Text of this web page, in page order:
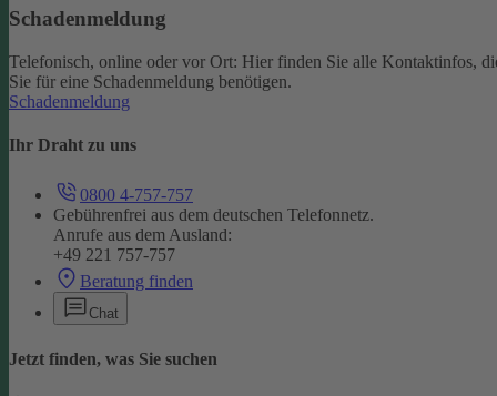
Schadenmeldung
Telefonisch, online oder vor Ort: Hier finden Sie alle Kontaktinfos,
Sie für eine Schadenmeldung benötigen.
Schadenmeldung
Ihr Draht zu uns
0800 4-757-757
Gebührenfrei aus dem deutschen Telefonnetz.
Anrufe aus dem Ausland:
+49 221 757-757
Beratung finden
Chat
Jetzt finden, was Sie suchen